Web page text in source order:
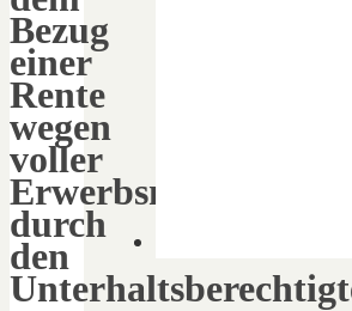
Bezug
einer
Rente
wegen
voller
Erwerbsminderung
durch
den